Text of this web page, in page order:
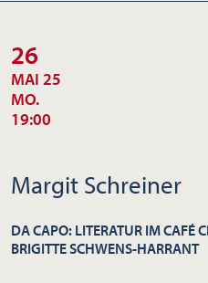
26
MAI 25
MO.
19:00
Margit Schreiner
DA CAPO: LITERATUR IM
BRIGITTE SCHWENS-HARRANT